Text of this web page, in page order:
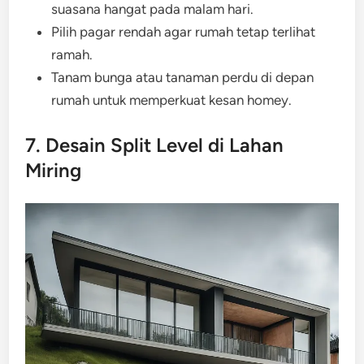
suasana hangat pada malam hari.
Pilih pagar rendah agar rumah tetap terlihat
ramah.
Tanam bunga atau tanaman perdu di depan
rumah untuk memperkuat kesan homey.
7. Desain Split Level di Lahan
Miring